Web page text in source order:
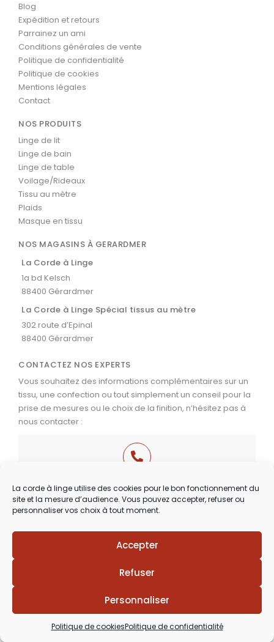
La corde à linge utilise des cookies pour le bon fonctionnement du
site et la mesure d’audience. Vous pouvez accepter, refuser ou
personnaliser vos choix à tout moment.
Accepter
Refuser
Personnaliser
Politique de cookiesPolitique de confidentialité
Blog
Expédition et retours
Parrainez un ami
Conditions générales de vente
Politique de confidentialité
Politique de cookies
Mentions légales
Contact
NOS PRODUITS
Linge de lit
Linge de bain
Linge de table
Voilage/Rideaux
Tissu au mètre
Plaids
Masque en tissu
NOS MAGASINS À GERARDMER
La Corde à Linge
1a bd Kelsch
88400 Gérardmer
La Corde à Linge Spécial tissus au mètre
302 route d’Epinal
88400 Gérardmer
CONTACTEZ NOS EXPERTS
Vous souhaitez des informations complémentaires sur un
tissu, une confection ou tout simplement un conseil pour la
prise de mesures ou le choix de la finition, n’hésitez pas à
nous contacter :
03 29 60 49 17
Du Mardi au Samedi